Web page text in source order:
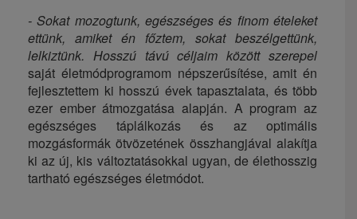
- Sokat mozogtunk, egészséges és finom ételeket
ettünk, amiket én főztem, sokat beszélgettünk,
lelkiztünk. Hosszú távú céljaim között szerepel
saját életmódprogramom népszerűsítése, amit én
fejlesztettem ki hosszú évek tapasztalata, és több
ezer ember átmozgatása alapján. A program az
egészséges táplálkozás és az optimális
mozgásformák ötvözetének összhangjával alakítja
ki az új, kis változtatásokkal ugyan, de élethosszig
tartható egészséges életmódot.